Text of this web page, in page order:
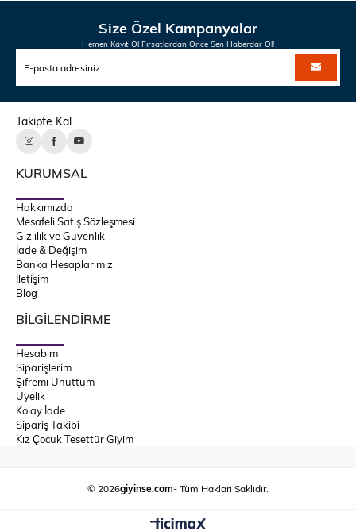
Size Özel Kampanyalar
Hemen Kayıt Ol Fırsatlardan Önce Sen Haberdar Ol!
Takipte Kal
KURUMSAL
Hakkımızda
Mesafeli Satış Sözleşmesi
Gizlilik ve Güvenlik
İade & Değişim
Banka Hesaplarımız
İletişim
Blog
BİLGİLENDİRME
Hesabım
Siparişlerim
Şifremi Unuttum
Üyelik
Kolay İade
Sipariş Takibi
Kız Çocuk Tesettür Giyim
© 2026giyinse.com- Tüm Hakları Saklıdır.